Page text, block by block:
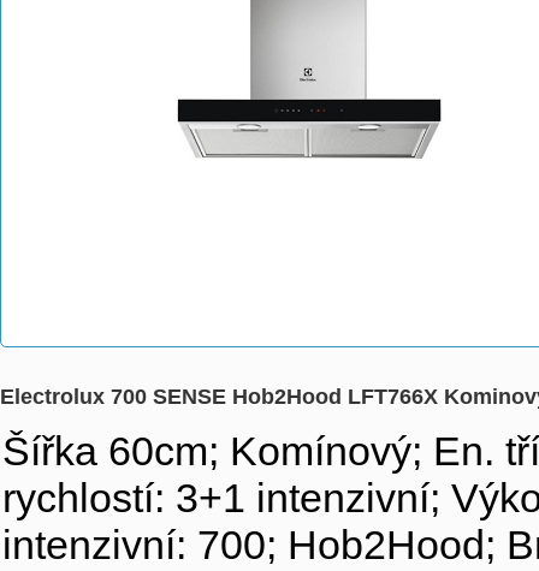
Electrolux 700 SENSE Hob2Hood LFT766X
Šířka 60cm; Komínový; En.
rychlostí: 3+1 intenzivní;
intenzivní: 700; Hob2Hood;